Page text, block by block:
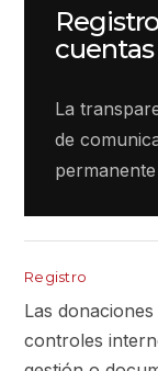
cuentas
La
de
Registro
Las
controles